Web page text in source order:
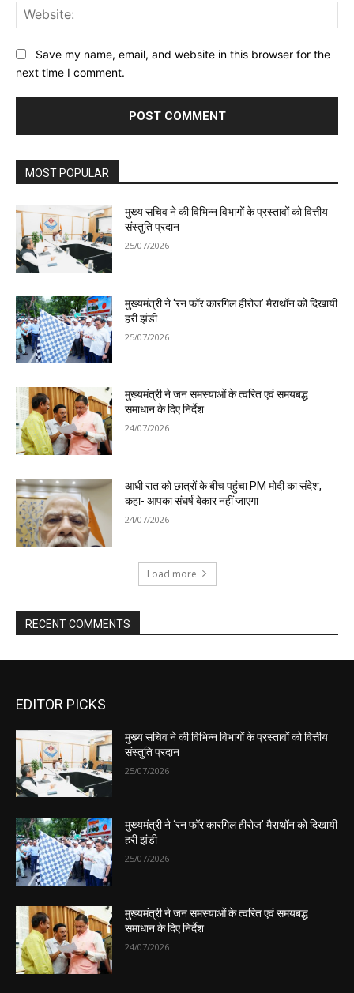
EDITOR PICKS
मुख्य सचिव ने की विभिन्न विभागों के प्रस्तावों को वित्तीय
संस्तुति प्रदान
25/07/2026
मुख्यमंत्री ने ‘रन फॉर कारगिल हीरोज’ मैराथॉन को दिखायी
हरी झंडी
25/07/2026
मुख्यमंत्री ने जन समस्याओं के त्वरित एवं समयबद्ध
समाधान के दिए निर्देश
24/07/2026